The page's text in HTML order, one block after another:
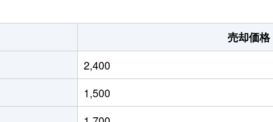
下夜久野 徒歩1分 810m² 340m²
福知山 徒歩13分 420m² 25m²
福知山 徒歩1分 75m² -
福知山 徒歩1分 220m² 125m²
売却価格
2,400
1,500